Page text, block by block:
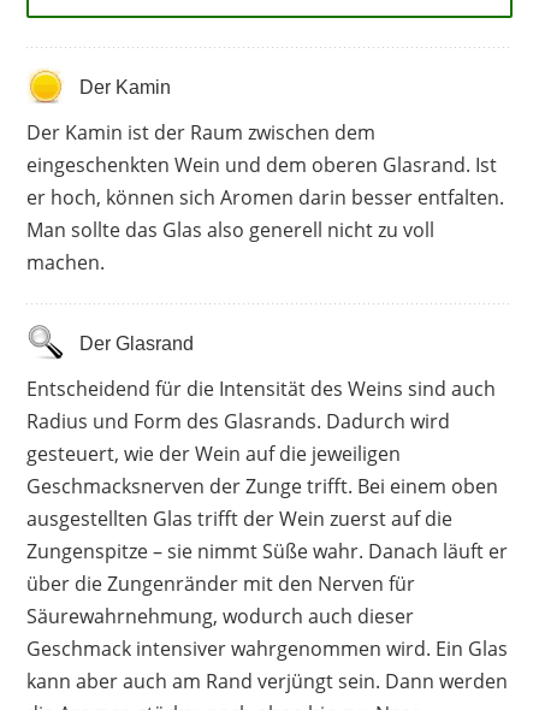
Der Kamin
Der Kamin ist der Raum zwischen dem
eingeschenkten Wein und dem oberen Glasrand. Ist
er hoch, können sich Aromen darin besser entfalten.
Man sollte das Glas also generell nicht zu voll
machen.
Der Glasrand
Entscheidend für die Intensität des Weins sind auch
Radius und Form des Glasrands. Dadurch wird
gesteuert, wie der Wein auf die jeweiligen
Geschmacksnerven der Zunge trifft. Bei einem oben
ausgestellten Glas trifft der Wein zuerst auf die
Zungenspitze – sie nimmt Süße wahr. Danach läuft er
über die Zungenränder mit den Nerven für
Säurewahrnehmung, wodurch auch dieser
Geschmack intensiver wahrgenommen wird. Ein Glas
kann aber auch am Rand verjüngt sein. Dann werden